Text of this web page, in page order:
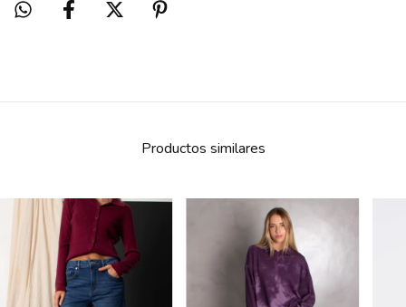
Productos similares